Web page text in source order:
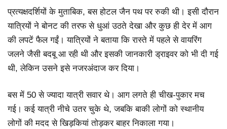
प्रत्यक्षदर्शियों के मुताबिक, बस होटल जैन पथ पर रुकी थी। इसी दौरान
यात्रियों ने बोनट की तरफ से धुआं उठते देखा और कुछ ही देर में आग
की लपटें फैल गईं। यात्रियों ने बताया कि रास्ते में पहले से वायरिंग
जलने जैसी बदबू आ रही थी और इसकी जानकारी ड्राइवर को भी दी गई
थी, लेकिन उसने इसे नजरअंदाज कर दिया।
बस में 50 से ज्यादा यात्री सवार थे। आग लगते ही चीख-पुकार मच
गई। कई यात्री नीचे उतर चुके थे, जबकि बाकी लोगों को स्थानीय
लोगों की मदद से खिड़कियां तोड़कर बाहर निकाला गया।